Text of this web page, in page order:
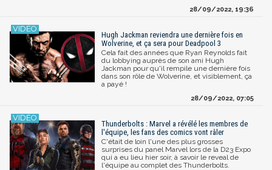
28/09/2022, 19:36
Hugh Jackman reviendra une dernière fois en
Wolverine, et ça sera pour Deadpool 3
Cela fait des années que Ryan Reynolds fait
du lobbying auprès de son ami Hugh
Jackman pour qu'il rempile une dernière fois
dans son rôle de Wolverine, et visiblement, ça
a payé !
28/09/2022, 07:05
Thunderbolts : Marvel a révélé les membres de
l'équipe, les fans des comics vont râler
C'était de loin l'une des plus grosses
surprises du panel Marvel lors de la D23 Expo
qui a eu lieu hier soir, à savoir le reveal de
l'équipe au complet des Thunderbolts.